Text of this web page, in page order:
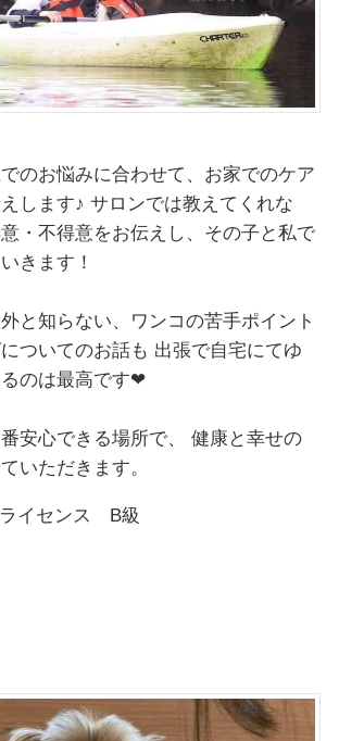
のお悩みに合わせて、お家でのケア
します♪ サロンでは教えてくれな
・不得意をお伝えし、その子と私で
きます！
と知らない、ワンコの苦手ポイント
ついてのお話も 出張で自宅にてゆ
のは最高です❤︎
安心できる場所で、 健康と幸せの
いただきます。
イセンス B級